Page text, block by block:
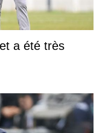
a été très